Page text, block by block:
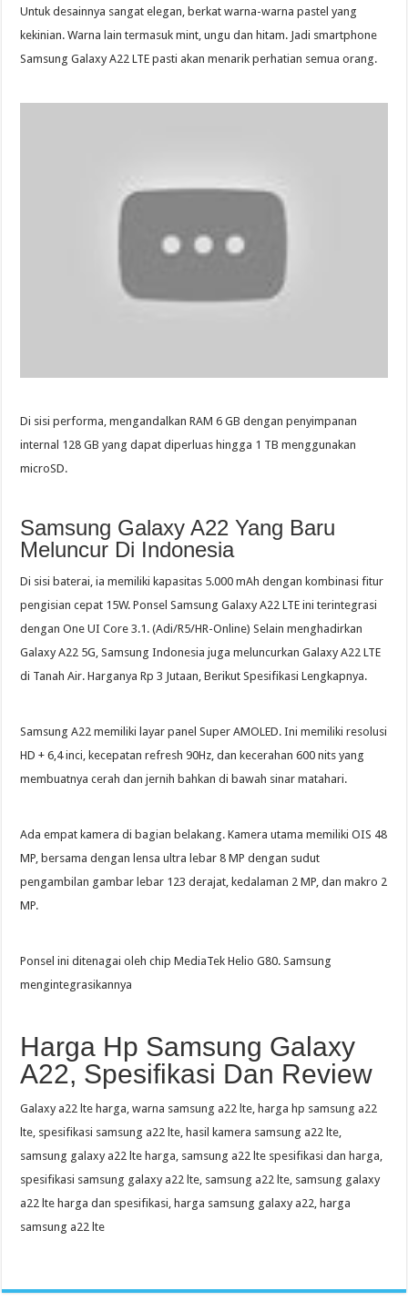
Untuk desainnya sangat elegan, berkat warna-warna pastel yang
kekinian. Warna lain termasuk mint, ungu dan hitam. Jadi smartphone
Samsung Galaxy A22 LTE pasti akan menarik perhatian semua orang.
Di sisi performa, mengandalkan RAM 6 GB dengan penyimpanan
internal 128 GB yang dapat diperluas hingga 1 TB menggunakan
microSD.
Samsung Galaxy A22 Yang Baru
Meluncur Di Indonesia
Di sisi baterai, ia memiliki kapasitas 5.000 mAh dengan kombinasi fitur
pengisian cepat 15W. Ponsel Samsung Galaxy A22 LTE ini terintegrasi
dengan One UI Core 3.1. (Adi/R5/HR-Online) Selain menghadirkan
Galaxy A22 5G, Samsung Indonesia juga meluncurkan Galaxy A22 LTE
di Tanah Air. Harganya Rp 3 Jutaan, Berikut Spesifikasi Lengkapnya.
Samsung A22 memiliki layar panel Super AMOLED. Ini memiliki resolusi
HD + 6,4 inci, kecepatan refresh 90Hz, dan kecerahan 600 nits yang
membuatnya cerah dan jernih bahkan di bawah sinar matahari.
Ada empat kamera di bagian belakang. Kamera utama memiliki OIS 48
MP, bersama dengan lensa ultra lebar 8 MP dengan sudut
pengambilan gambar lebar 123 derajat, kedalaman 2 MP, dan makro 2
MP.
Ponsel ini ditenagai oleh chip MediaTek Helio G80. Samsung
mengintegrasikannya
Harga Hp Samsung Galaxy
A22, Spesifikasi Dan Review
Galaxy a22 lte harga, warna samsung a22 lte, harga hp samsung a22
lte, spesifikasi samsung a22 lte, hasil kamera samsung a22 lte,
samsung galaxy a22 lte harga, samsung a22 lte spesifikasi dan harga,
spesifikasi samsung galaxy a22 lte, samsung a22 lte, samsung galaxy
a22 lte harga dan spesifikasi, harga samsung galaxy a22, harga
samsung a22 lte